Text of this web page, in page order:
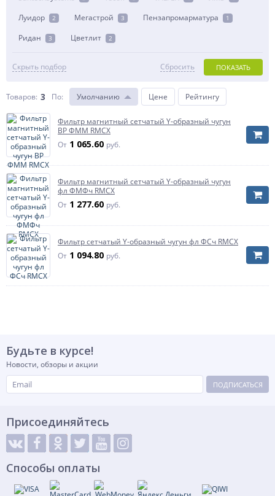
Луидор 2 Мегастрой 3 Пензапромарматура 1
Ридан 3 Цветлит 2
Скрыть подбор ПОКАЗАТЬ
Сбросить
Товаров: 3 По: Умолчанию Цене Рейтингу
Фильтр магнитный сетчатый Y-образный чугун
ВР ФММ RMCX
От 1 065.60 руб.
Фильтр магнитный сетчатый Y-образный чугун
фл ФМФч RMCX
От 1 277.60 руб.
Фильтр сетчатый Y-образный чугун фл ФСч RMCX
От 1 094.80 руб.
Будьте в курсе!
Новости, обзоры и акции
ПОДПИСАТЬСЯ
Присоединяйтесь
Способы оплаты